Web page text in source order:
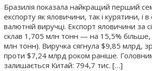
Бразилія показала найкращий перший
експорту як яловичини, так і курятини, і в
валютній виручці. Експорт яловичини за
склав 1,705 млн тонн — на 15,5% більше,
млн тонн). Виручка сягнула $9,85 млрд,
проти $7,24 млрд роком раніше.
залишається Китай: 794,7 тис. […]